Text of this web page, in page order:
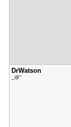
DrWatson
_@''